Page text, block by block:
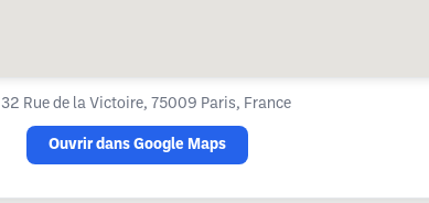
32 Rue de la Victoire, 75009 Paris, France
Ouvrir dans Google Maps